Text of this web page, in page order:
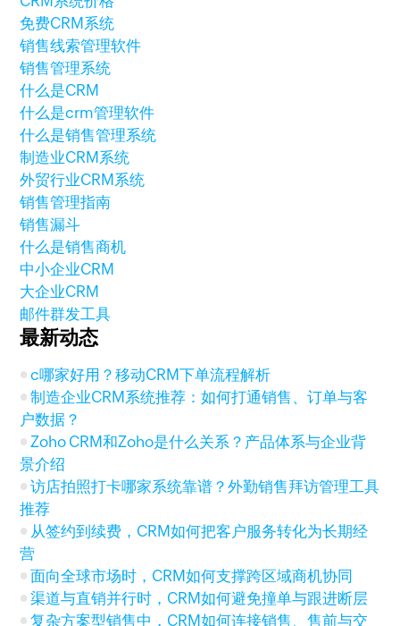
免费CRM系统
销售线索管理软件
销售管理系统
什么是CRM
什么是crm管理软件
什么是销售管理系统
制造业CRM系统
外贸行业CRM系统
销售管理指南
销售漏斗
什么是销售商机
中小企业CRM
大企业CRM
邮件群发工具
最新动态
c哪家好用？移动CRM下单流程解析
制造企业CRM系统推荐：如何打通销售、订单与客
户数据？
Zoho CRM和Zoho是什么关系？产品体系与企业背
景介绍
访店拍照打卡哪家系统靠谱？外勤销售拜访管理工具
推荐
从签约到续费，CRM如何把客户服务转化为长期经
营
面向全球市场时，CRM如何支撑跨区域商机协同
渠道与直销并行时，CRM如何避免撞单与跟进断层
复杂方案型销售中，CRM如何连接销售、售前与交